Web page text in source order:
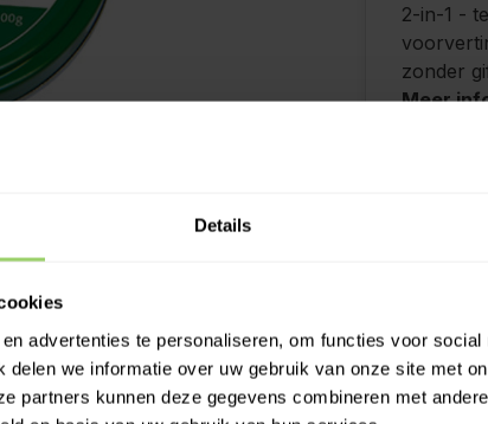
Details
advertenties te personaliseren, om functies voor social
delen we informatie over uw gebruik van onze site met
partners kunnen deze gegevens combineren met
2-in-1 -
zonder
Meer
Kies
Meer